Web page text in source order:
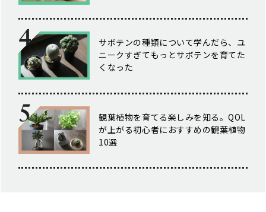
サボテンの種類について学んだら、ユ
ニークすぎてもっとサボテンを育てた
くなった
観葉植物を育てる楽しみを知る。QOL
が上がる初心者におすすめの観葉植物
10選